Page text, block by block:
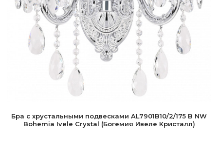
Бра с хрустальными подвесками AL7901B10/2/175 B NW
Bohemia Ivele Crystal (Богемия Ивеле Кристалл)